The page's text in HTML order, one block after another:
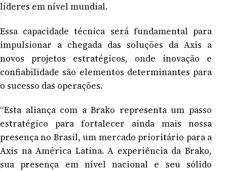
líderes em nível mundial.
Essa capacidade técnica será fundamental para
impulsionar a chegada das soluções da Axis a
novos projetos estratégicos, onde inovação e
confiabilidade são elementos determinantes para
o sucesso das operações.
“Esta aliança com a Brako representa um passo
estratégico para fortalecer ainda mais nossa
presença no Brasil, um mercado prioritário para a
Axis na América Latina. A experiência da Brako,
sua presença em nível nacional e seu sólido